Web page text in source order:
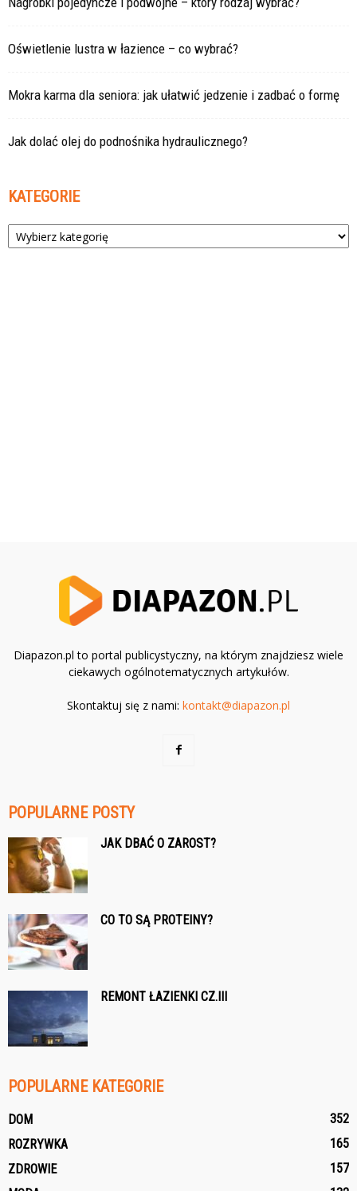
Oświetlenie lustra w łazience – co wybrać?
Mokra karma dla seniora: jak ułatwić jedzenie i zadbać o formę
Jak dolać olej do podnośnika hydraulicznego?
KATEGORIE
Kategorie
Diapazon.pl to portal publicystyczny, na którym znajdziesz wiele
ciekawych ogólnotematycznych artykułów.
Skontaktuj się z nami: kontakt@diapazon.pl
POPULARNE POSTY
JAK DBAĆ O ZAROST?
CO TO SĄ PROTEINY?
REMONT ŁAZIENKI CZ.III
POPULARNE KATEGORIE
DOM
352
ROZRYWKA
165
ZDROWIE
157